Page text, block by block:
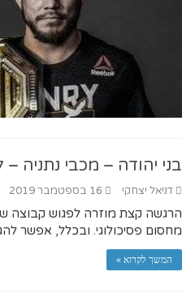
בני יהודה – מכבי נתניה
דניאל יצחקי 16 בספטמבר 2019
הרגשה קצת מוזרה לפגוש קבוצה
מחסום פסיכולוגי. ובכלל, אפשר
המשך לקרוא »